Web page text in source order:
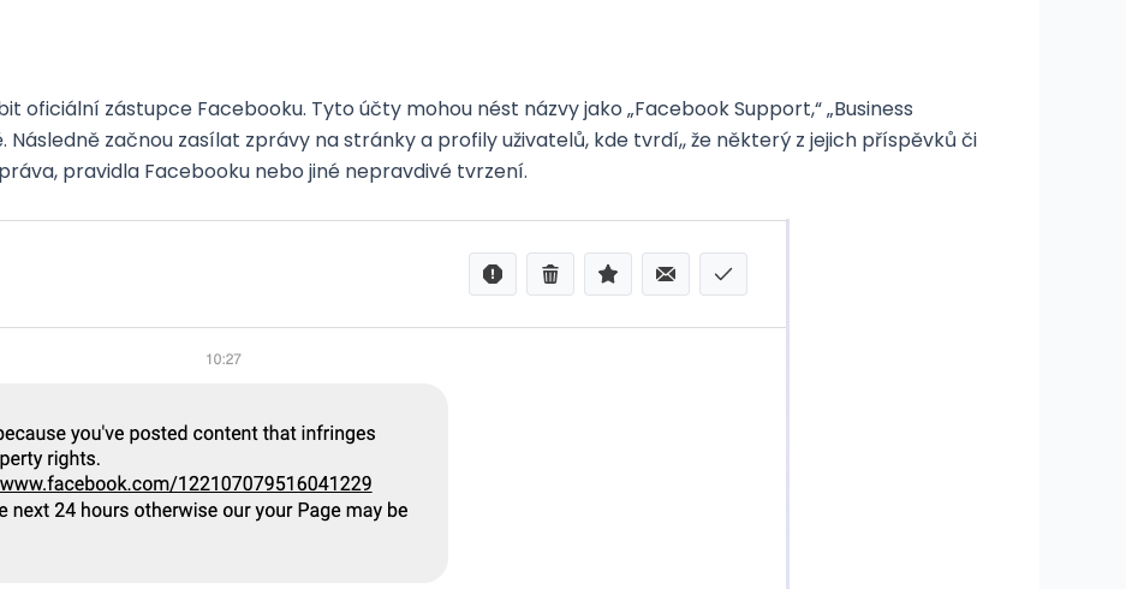
oficiální zástupce Facebooku. Tyto účty mohou nést názvy jako „Facebook Support,“ „Business
Následně začnou zasílat zprávy na stránky a profily uživatelů, kde tvrdí,, že některý z jejich příspěvků či
pravidla Facebooku nebo jiné nepravdivé tvrzení.